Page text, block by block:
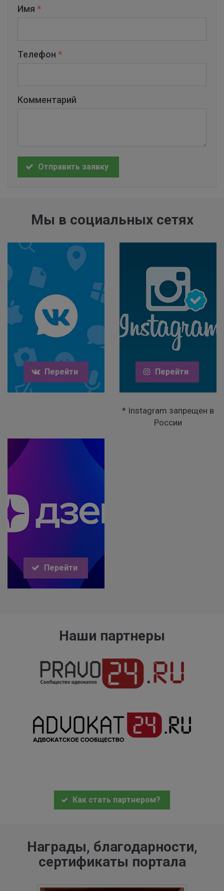
Имя
Телефон
Комментарий
Отправить заявку
Мы в социальных сетях
Перейти Перейти
* Instagram запрещен в
России
Перейти
Наши партнеры
Как стать партнером?
Награды, благодарности,
сертификаты портала